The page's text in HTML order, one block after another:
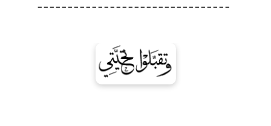
--------------------------------